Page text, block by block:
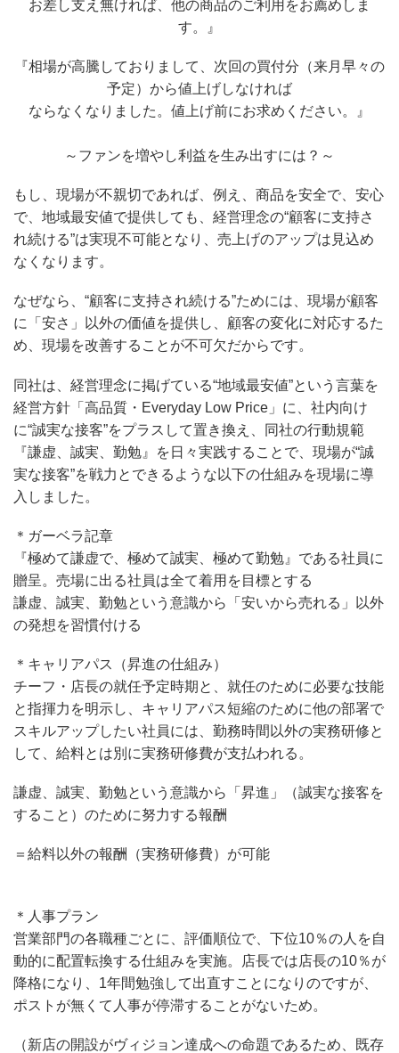
お差し支え無ければ、他の商品のご利用をお薦めしま
す。』
『相場が高騰しておりまして、次回の買付分（来月早々の
予定）から値上げしなければ
ならなくなりました。値上げ前にお求めください。』
～ファンを増やし利益を生み出すには？～
もし、現場が不親切であれば、例え、商品を安全で、安心
で、地域最安値で提供しても、経営理念の“顧客に支持さ
れ続ける”は実現不可能となり、売上げのアップは見込め
なくなります。
なぜなら、“顧客に支持され続ける”ためには、現場が顧客
に「安さ」以外の価値を提供し、顧客の変化に対応するた
め、現場を改善することが不可欠だからです。
同社は、経営理念に掲げている“地域最安値”という言葉を
経営方針「高品質・Everyday Low Price」に、社内向け
に“誠実な接客”をプラスして置き換え、同社の行動規範
『謙虚、誠実、勤勉』を日々実践することで、現場が“誠
実な接客”を戦力とできるような以下の仕組みを現場に導
入しました。
＊ガーベラ記章
『極めて謙虚で、極めて誠実、極めて勤勉』である社員に
贈呈。売場に出る社員は全て着用を目標とする
謙虚、誠実、勤勉という意識から「安いから売れる」以外
の発想を習慣付ける
＊キャリアパス（昇進の仕組み）
チーフ・店長の就任予定時期と、就任のために必要な技能
と指揮力を明示し、キャリアパス短縮のために他の部署で
スキルアップしたい社員には、勤務時間以外の実務研修と
して、給料とは別に実務研修費が支払われる。
謙虚、誠実、勤勉という意識から「昇進」（誠実な接客を
すること）のために努力する報酬
＝給料以外の報酬（実務研修費）が可能
＊人事プラン
営業部門の各職種ごとに、評価順位で、下位10％の人を自
動的に配置転換する仕組みを実施。店長では店長の10％が
降格になり、1年間勉強して出直すことになりのですが、
ポストが無くて人事が停滞することがないため。
（新店の開設がヴィジョン達成への命題であるため、既存